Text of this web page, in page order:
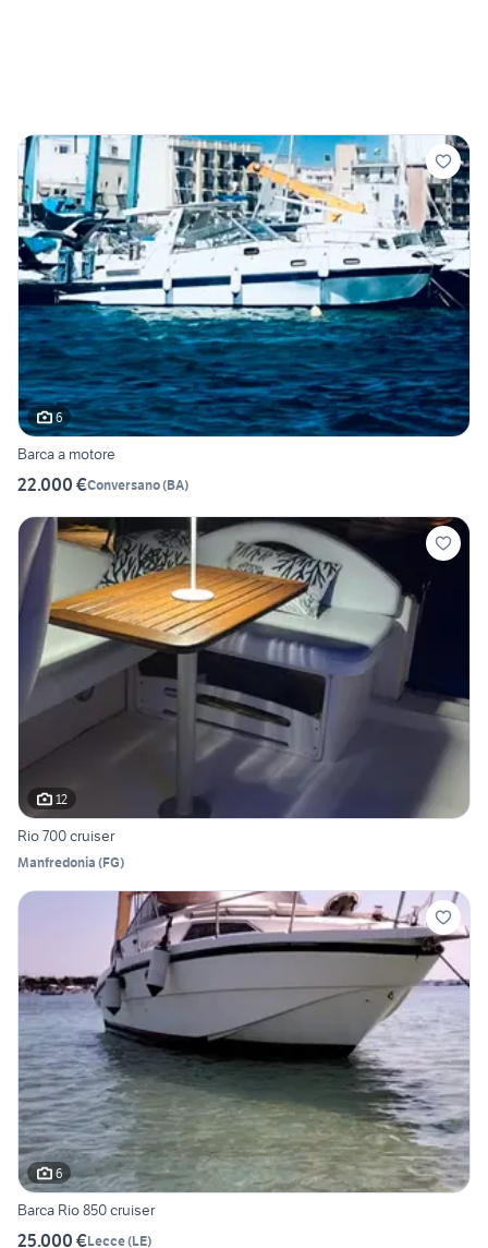
6
Barca a motore
22.000 €Conversano(BA)
12
Rio 700 cruiser
Manfredonia (FG)
6
Barca Rio 850 cruiser
25.000 €Lecce(LE)